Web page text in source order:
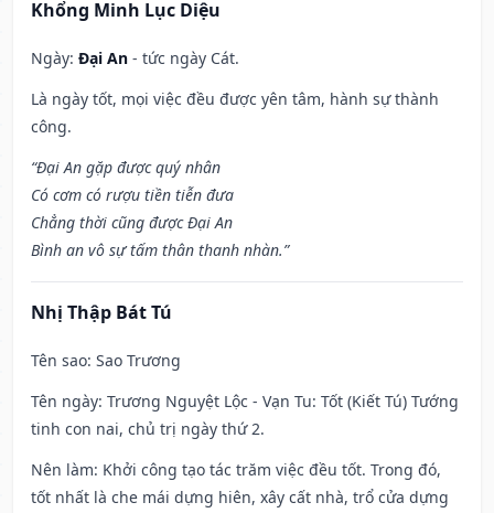
Khổng Minh Lục Diệu
Ngày: Đại An - tức ngày Cát.
Là ngày tốt, mọi việc đều được yên tâm, hành sự thành
công.
“Đại An gặp được quý nhân
Có cơm có rượu tiền tiễn đưa
Chẳng thời cũng được Đại An
Bình an vô sự tấm thân thanh nhàn.”
Nhị Thập Bát Tú
Tên sao: Sao Trương
Tên ngày: Trương Nguyệt Lộc - Vạn Tu: Tốt (Kiết Tú) Tướng
tinh con nai, chủ trị ngày thứ 2.
Nên làm: Khởi công tạo tác trăm việc đều tốt. Trong đó,
tốt nhất là che mái dựng hiên, xây cất nhà, trổ cửa dựng